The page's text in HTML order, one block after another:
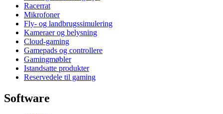
Racerrat
Mikrofoner
Fly- og landbrugssimulering
Kameraer og belysning
Cloud-gaming
Gamepads og controllere
Gamingmøbler
Istandsatte produkter
Reservedele til gaming
Software